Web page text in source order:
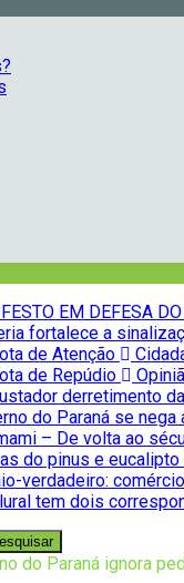
EM DEFESA
fortalece a
de Atenção
de Repúdio
derretimento
do Paraná se
– De volta ao
do pinus e
verdadeiro:
tem dois
do Paraná ignora